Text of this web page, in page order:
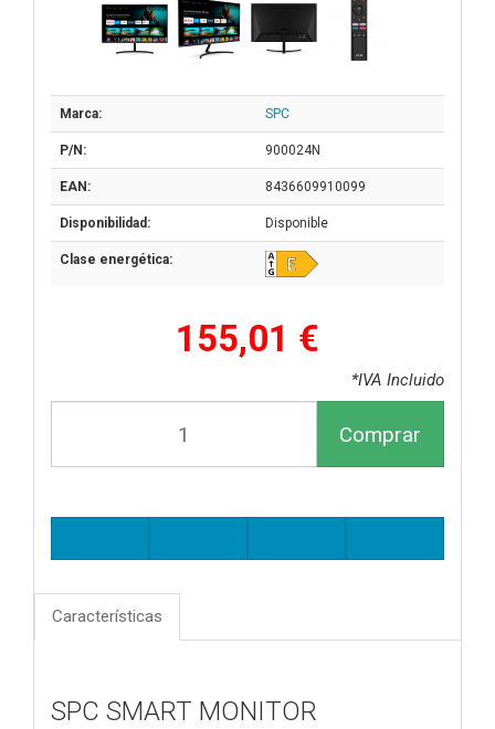
Marca: SPC
P/N: 900024N
EAN: 8436609910099
Disponibilidad: Disponible
Clase energética:
155,01 €
*IVA Incluido
Comprar
Características
SPC SMART MONITOR